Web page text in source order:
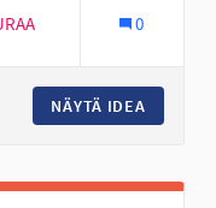
0
NÄYTÄ IDEA